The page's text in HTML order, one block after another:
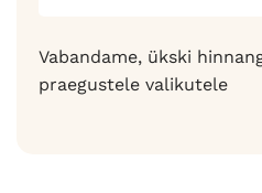
Vabandame, ükski
praegustele valikutele